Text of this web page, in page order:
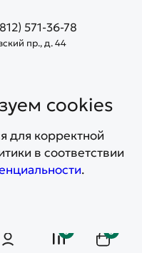
0 0
представленная на
офертой
571-36-78
пр., д. 44
cookies
для корректной
в соответствии
.